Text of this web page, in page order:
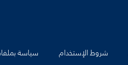
شروط الإستخدام
سياسة